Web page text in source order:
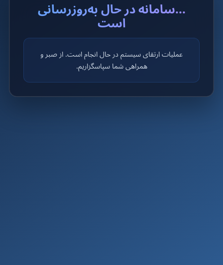
...سامانه در حال به‌روزرسانی
است
عملیات ارتقای سیستم در حال انجام است. از صبر و
همراهی شما سپاسگزاریم.